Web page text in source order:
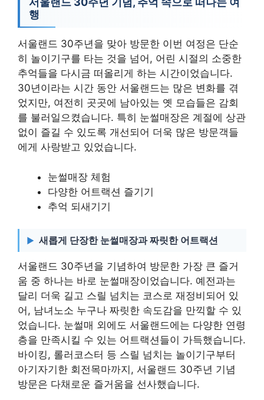
행
서울랜드 30주년을 맞아 방문한 이번 여정은 단순
히 놀이기구를 타는 것을 넘어, 어린 시절의 소중한
추억들을 다시금 떠올리게 하는 시간이었습니다.
30년이라는 시간 동안 서울랜드는 많은 변화를 겪
었지만, 여전히 곳곳에 남아있는 옛 모습들은 감회
를 불러일으켰습니다. 특히 눈썰매장은 계절에 상관
없이 즐길 수 있도록 개선되어 더욱 많은 방문객들
에게 사랑받고 있었습니다.
눈썰매장 체험
다양한 어트랙션 즐기기
추억 되새기기
새롭게 단장한 눈썰매장과 짜릿한 어트랙션
서울랜드 30주년을 기념하여 방문한 가장 큰 즐거
움 중 하나는 바로 눈썰매장이었습니다. 예전과는
달리 더욱 길고 스릴 넘치는 코스로 재정비되어 있
어, 남녀노소 누구나 짜릿한 속도감을 만끽할 수 있
었습니다. 눈썰매 외에도 서울랜드에는 다양한 연령
층을 만족시킬 수 있는 어트랙션들이 가득했습니다.
바이킹, 롤러코스터 등 스릴 넘치는 놀이기구부터
아기자기한 회전목마까지, 서울랜드 30주년 기념
방문은 다채로운 즐거움을 선사했습니다.